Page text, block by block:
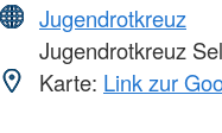
Jugendrotkreuz
Jugendrotkreuz
Karte: Link zur